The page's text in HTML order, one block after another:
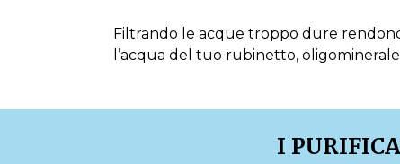
Filtrando le acque troppo dure
l’acqua del tuo rubinetto,
I